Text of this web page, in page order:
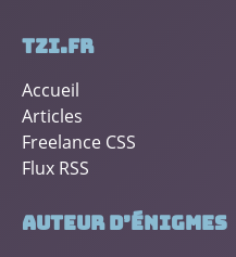
tzi.fr
Accueil
Articles
Freelance CSS
Flux RSS
Auteur d’énigmes